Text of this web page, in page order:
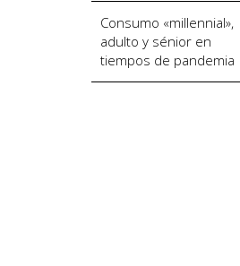
Consumo «millennial»,
adulto y sénior en
tiempos de pandemia